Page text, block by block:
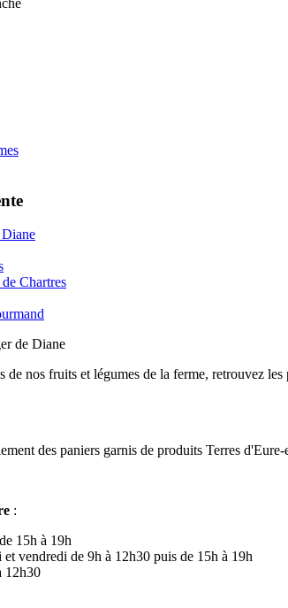
Chartres
de nos fruits et légumes de la ferme, retrouvez
des paniers garnis de produits Terres
:
15h à 19h
vendredi de 9h à 12h30 puis de 15h à 19h
12h30